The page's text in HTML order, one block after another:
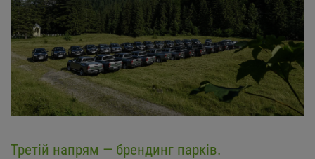
Третій напрям — брендинг парків.